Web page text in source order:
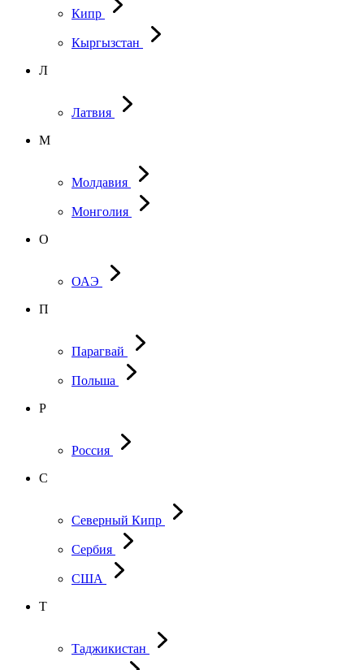
Кипр
Кыргызстан
Л
Латвия
М
Молдавия
Монголия
О
ОАЭ
П
Парагвай
Польша
Р
Россия
С
Северный Кипр
Сербия
США
Т
Таджикистан